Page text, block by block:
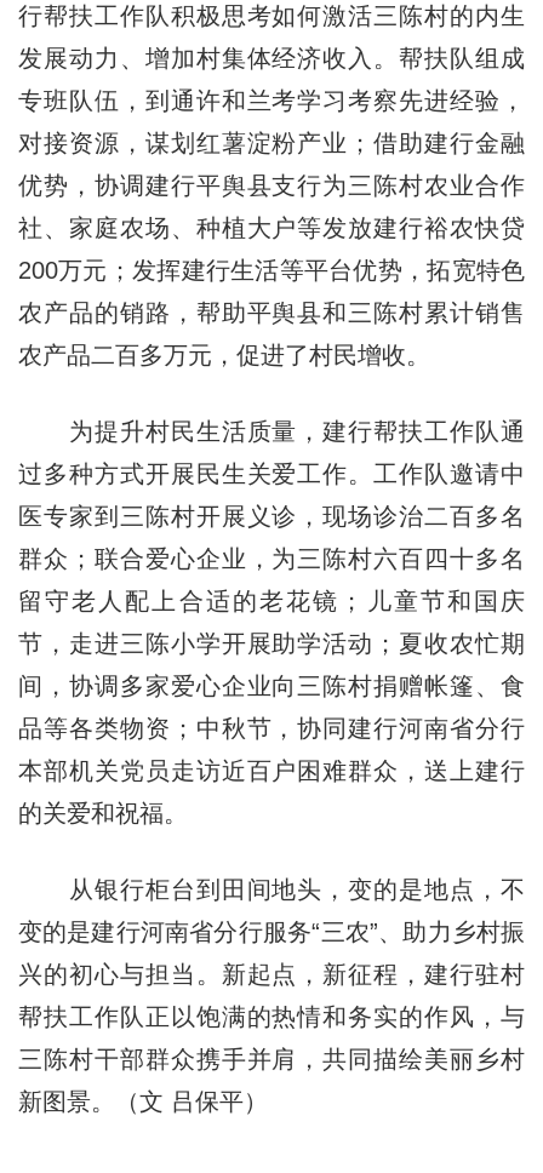
行帮扶工作队积极思考如何激活三陈村的内生
发展动力、增加村集体经济收入。帮扶队组成
专班队伍，到通许和兰考学习考察先进经验，
对接资源，谋划红薯淀粉产业；借助建行金融
优势，协调建行平舆县支行为三陈村农业合作
社、家庭农场、种植大户等发放建行裕农快贷
200万元；发挥建行生活等平台优势，拓宽特色
农产品的销路，帮助平舆县和三陈村累计销售
农产品二百多万元，促进了村民增收。
为提升村民生活质量，建行帮扶工作队通
过多种方式开展民生关爱工作。工作队邀请中
医专家到三陈村开展义诊，现场诊治二百多名
群众；联合爱心企业，为三陈村六百四十多名
留守老人配上合适的老花镜；儿童节和国庆
节，走进三陈小学开展助学活动；夏收农忙期
间，协调多家爱心企业向三陈村捐赠帐篷、食
品等各类物资；中秋节，协同建行河南省分行
本部机关党员走访近百户困难群众，送上建行
的关爱和祝福。
从银行柜台到田间地头，变的是地点，不
变的是建行河南省分行服务“三农”、助力乡村振
兴的初心与担当。新起点，新征程，建行驻村
帮扶工作队正以饱满的热情和务实的作风，与
三陈村干部群众携手并肩，共同描绘美丽乡村
新图景。（文 吕保平）